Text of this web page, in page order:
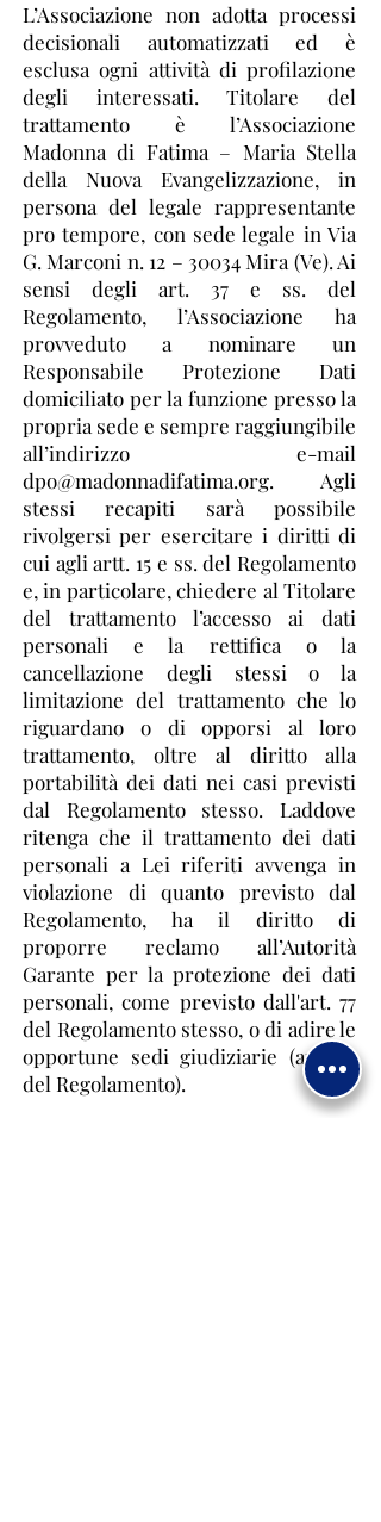
L’Associazione non adotta processi
decisionali automatizzati ed è
esclusa ogni attività di profilazione
degli interessati. Titolare del
trattamento è l’Associazione
Madonna di Fatima – Maria Stella
della Nuova Evangelizzazione, in
persona del legale rappresentante
pro tempore, con sede legale in Via
G. Marconi n. 12 – 30034 Mira (Ve). Ai
sensi degli art. 37 e ss. del
Regolamento, l’Associazione ha
provveduto a nominare un
Responsabile Protezione Dati
domiciliato per la funzione presso la
propria sede e sempre raggiungibile
all’indirizzo e-mail
dpo@madonnadifatima.org. Agli
stessi recapiti sarà possibile
rivolgersi per esercitare i diritti di
cui agli artt. 15 e ss. del Regolamento
e, in particolare, chiedere al Titolare
del trattamento l’accesso ai dati
personali e la rettifica o la
cancellazione degli stessi o la
limitazione del trattamento che lo
riguardano o di opporsi al loro
trattamento, oltre al diritto alla
portabilità dei dati nei casi previsti
dal Regolamento stesso. Laddove
ritenga che il trattamento dei dati
personali a Lei riferiti avvenga in
violazione di quanto previsto dal
Regolamento, ha il diritto di
proporre reclamo all’Autorità
Garante per la protezione dei dati
personali, come previsto dall'art. 77
del Regolamento stesso, o di adire le
opportune sedi giudiziarie (art. 79
del Regolamento).